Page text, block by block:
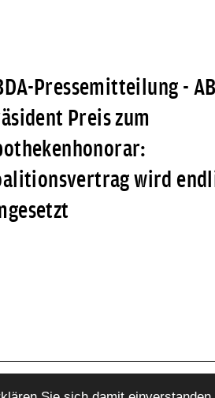
Pressemitteilung -
Preis zum
wird